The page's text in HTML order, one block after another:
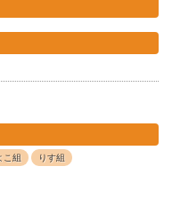
こ組 りす組